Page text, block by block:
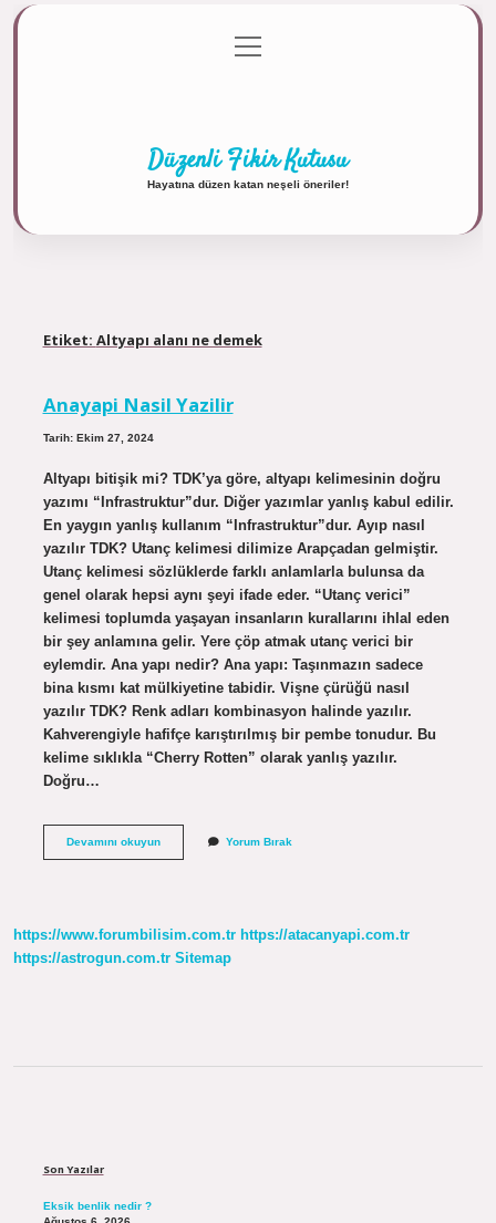
Gizlilik Politikası
menüyü
aç
Düzenli Fikir Kutusu
Hayatına düzen katan neşeli öneriler!
Etiket: Altyapı alanı ne demek
Anayapi Nasil Yazilir
Tarih: Ekim 27, 2024
Altyapı bitişik mi? TDK’ya göre, altyapı kelimesinin doğru
yazımı “Infrastruktur”dur. Diğer yazımlar yanlış kabul edilir.
En yaygın yanlış kullanım “Infrastruktur”dur. Ayıp nasıl
yazılır TDK? Utanç kelimesi dilimize Arapçadan gelmiştir.
Utanç kelimesi sözlüklerde farklı anlamlarla bulunsa da
genel olarak hepsi aynı şeyi ifade eder. “Utanç verici”
kelimesi toplumda yaşayan insanların kurallarını ihlal eden
bir şey anlamına gelir. Yere çöp atmak utanç verici bir
eylemdir. Ana yapı nedir? Ana yapı: Taşınmazın sadece
bina kısmı kat mülkiyetine tabidir. Vişne çürüğü nasıl
yazılır TDK? Renk adları kombinasyon halinde yazılır.
Kahverengiyle hafifçe karıştırılmış bir pembe tonudur. Bu
kelime sıklıkla “Cherry Rotten” olarak yanlış yazılır.
Doğru…
Devamını okuyunAnayapi
Yorum Bırak
https://www.forumbilisim.com.tr https://atacanyapi.com.tr
https://astrogun.com.tr Sitemap
Son Yazılar
Eksik benlik nedir ?